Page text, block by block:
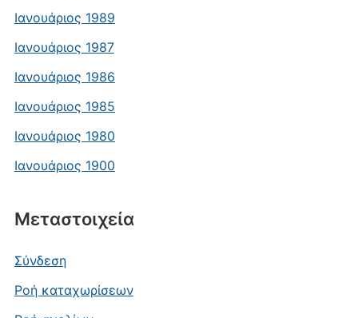
Ιανουάριος 1989
Ιανουάριος 1987
Ιανουάριος 1986
Ιανουάριος 1985
Ιανουάριος 1980
Ιανουάριος 1900
Μεταστοιχεία
Σύνδεση
Ροή καταχωρίσεων